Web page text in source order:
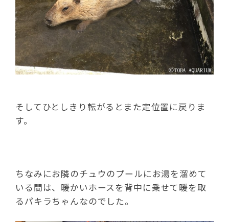
そしてひとしきり転がるとまた定位置に戻りま
す。
ちなみにお隣のチュウのプールにお湯を溜めて
いる間は、暖かいホースを背中に乗せて暖を取
るパキラちゃんなのでした。